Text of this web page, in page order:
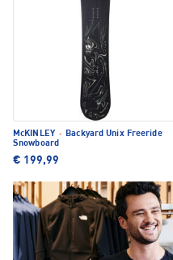
McKINLEY ·
Backyard Unix Freeride
Snowboard
€ 199,99